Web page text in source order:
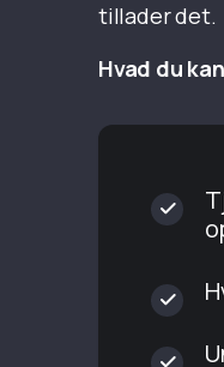
tillader det.
Hvad du